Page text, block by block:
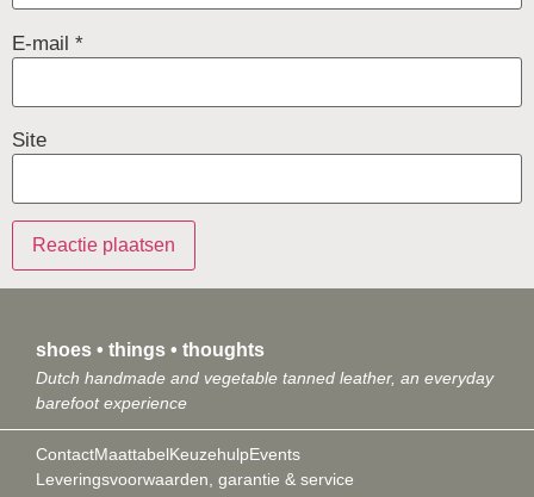
E-mail *
Site
shoes • things • thoughts
Dutch handmade and vegetable tanned leather, an everyday
barefoot experience
ContactMaattabelKeuzehulpEvents
Leveringsvoorwaarden, garantie & service